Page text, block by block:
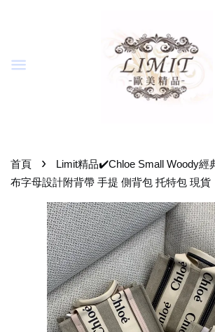
首頁 ›
Limit精品✔️Chloe Small Woody經
布字母設計附背帶 手提 側背包 托特包 現貨